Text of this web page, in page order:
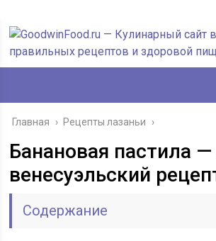
Главная › Рецепты лазаньи ›
Банановая пастила —
венесуэльский
Содержание